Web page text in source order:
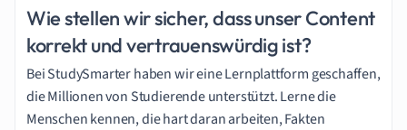
Wie stellen wir sicher, dass unser Content
korrekt und vertrauenswürdig ist?
Bei StudySmarter haben wir eine Lernplattform geschaffen,
die Millionen von Studierende unterstützt. Lerne die
Menschen kennen, die hart daran arbeiten, Fakten